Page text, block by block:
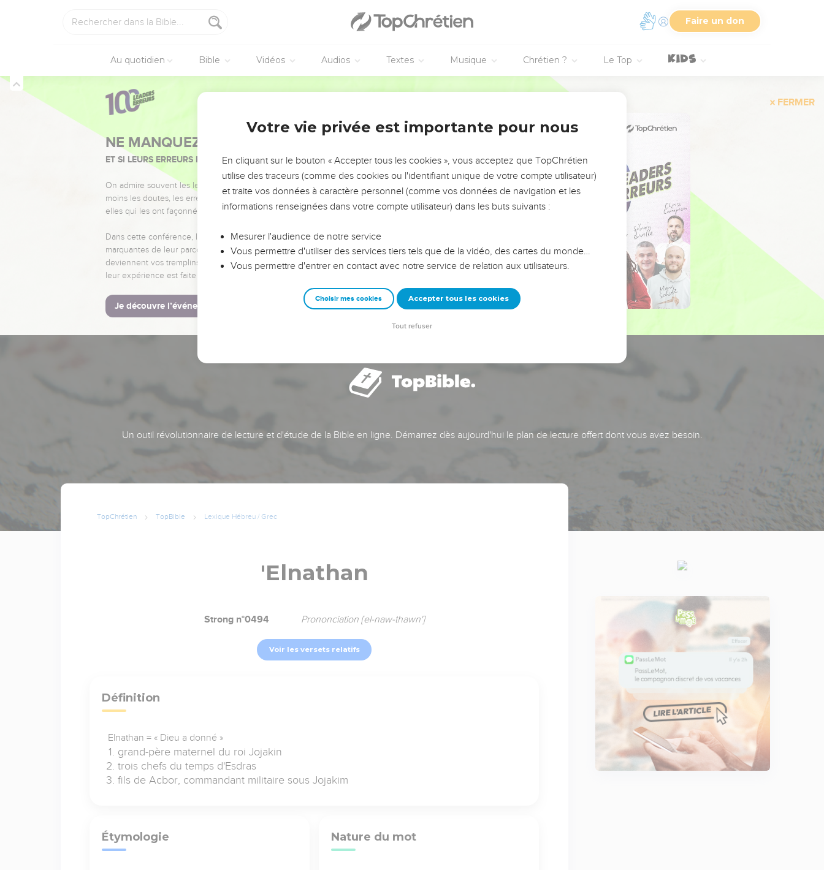
Faire un don
Au quotidien Bible Vidéos Audios Textes Musique Chrétien ? Le Top
FERMER
NE MANQUEZ PAS L’ÉVÉNEMENT DE L’ANNÉE !
ET SI LEURS ERREURS POUVAIENT VOUS ÉVITER LES VOTRES ?
On admire souvent les leaders pour leurs réussites, leur impact, leur foi ou leur vision. Mais on voit
moins les doutes, les erreurs et les saisons difficiles qu'ils ont traversés, alors même que ce sont
elles qui les ont façonnés.
Dans cette conférence, leaders, entrepreneurs, et responsables reviennent sur les erreurs
marquantes de leur parcours et les clés pour avancer avec plus de sagesse afin que leurs erreurs
deviennent vos tremplins. Que vous guidiez un ministère, une équipe, un groupe ou une famille,
leur expérience est faite pour vous.
Je découvre l’événement
Un outil révolutionnaire de lecture et d'étude de la Bible en ligne. Démarrez dès aujourd'hui le plan de lecture offert dont vous avez besoin.
TopChrétien TopBible Lexique Hébreu / Grec
'Elnathan
Strong n°0494 Prononciation [el-naw-thawn']
Voir les versets relatifs
Définition
Elnathan = « Dieu a donné »
grand-père maternel du roi Jojakin
trois chefs du temps d'Esdras
fils de Acbor, commandant militaire sous Jojakim
Étymologie Nature du mot
Votre vie privée est importante pour nous
En cliquant sur le bouton « Accepter tous les cookies », vous acceptez que TopChrétien
utilise des traceurs (comme des cookies ou l'identifiant unique de votre compte utilisateur)
et traite vos données à caractère personnel (comme vos données de navigation et les
informations renseignées dans votre compte utilisateur) dans les buts suivants :
Mesurer l'audience de notre service
Vous permettre d'utiliser des services tiers tels que de la vidéo, des cartes du monde…
Vous permettre d'entrer en contact avec notre service de relation aux utilisateurs.
Choisir mes cookies Accepter tous les cookies
Tout refuser